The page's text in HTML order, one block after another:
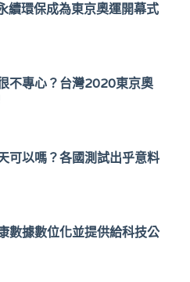
續環保成為東京奧運開幕式
不專心？台灣2020東京奧
可以嗎？各國測試出乎意料
數據數位化並提供給科技公